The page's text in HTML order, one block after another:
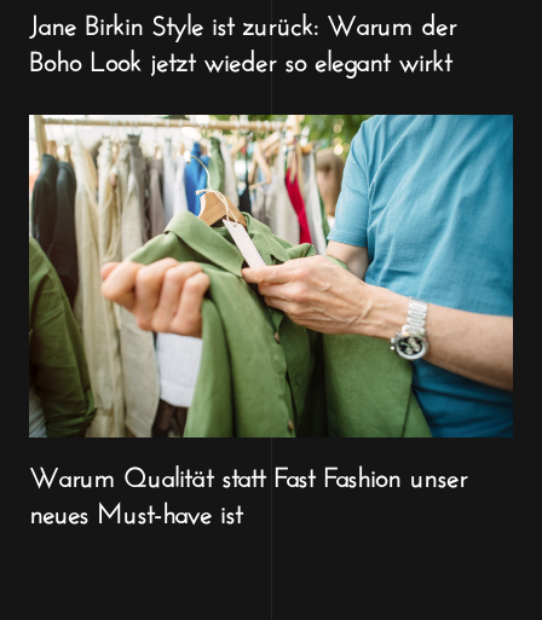
Jane Birkin Style ist zurück: Warum der
Boho Look jetzt wieder so elegant wirkt
Warum Qualität statt Fast Fashion unser
neues Must-have ist